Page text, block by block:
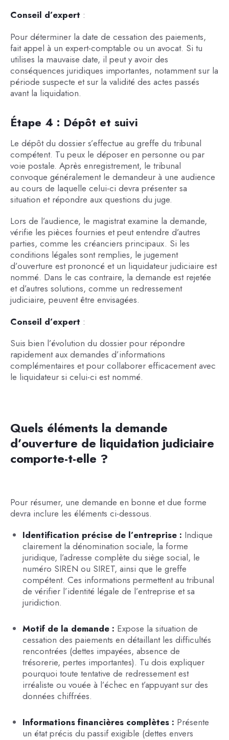
Conseil d’expert :
Pour déterminer la date de cessation des paiements,
fait appel à un expert-comptable ou un avocat. Si tu
utilises la mauvaise date, il peut y avoir des
conséquences juridiques importantes, notamment sur la
période suspecte et sur la validité des actes passés
avant la liquidation.
Étape 4 : Dépôt et suivi
Le dépôt du dossier s’effectue au greffe du tribunal
compétent. Tu peux le déposer en personne ou par
voie postale. Après enregistrement, le tribunal
convoque généralement le demandeur à une audience
au cours de laquelle celui-ci devra présenter sa
situation et répondre aux questions du juge.
Lors de l’audience, le magistrat examine la demande,
vérifie les pièces fournies et peut entendre d’autres
parties, comme les créanciers principaux. Si les
conditions légales sont remplies, le jugement
d’ouverture est prononcé et un liquidateur judiciaire est
nommé. Dans le cas contraire, la demande est rejetée
et d’autres solutions, comme un redressement
judiciaire, peuvent être envisagées.
Conseil d’expert :
Suis bien l’évolution du dossier pour répondre
rapidement aux demandes d’informations
complémentaires et pour collaborer efficacement avec
le liquidateur si celui-ci est nommé.
Quels éléments la demande
d’ouverture de liquidation judiciaire
comporte-t-elle ?
Pour résumer, une demande en bonne et due forme
devra inclure les éléments ci-dessous.
Identification précise de l’entreprise : Indique
clairement la dénomination sociale, la forme
juridique, l’adresse complète du siège social, le
numéro SIREN ou SIRET, ainsi que le greffe
compétent. Ces informations permettent au tribunal
de vérifier l’identité légale de l’entreprise et sa
juridiction.
Motif de la demande : Expose la situation de
cessation des paiements en détaillant les difficultés
rencontrées (dettes impayées, absence de
trésorerie, pertes importantes). Tu dois expliquer
pourquoi toute tentative de redressement est
irréaliste ou vouée à l’échec en t’appuyant sur des
données chiffrées.
Informations financières complètes : Présente
un état précis du passif exigible (dettes envers